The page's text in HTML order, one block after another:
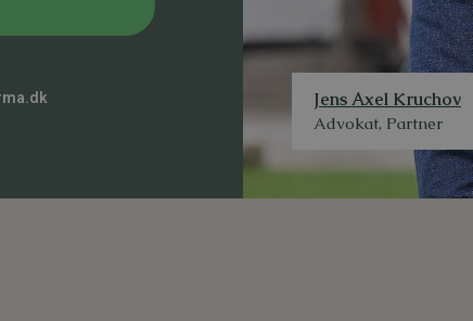
Jens Axel Kruchov
Advokat, Partner